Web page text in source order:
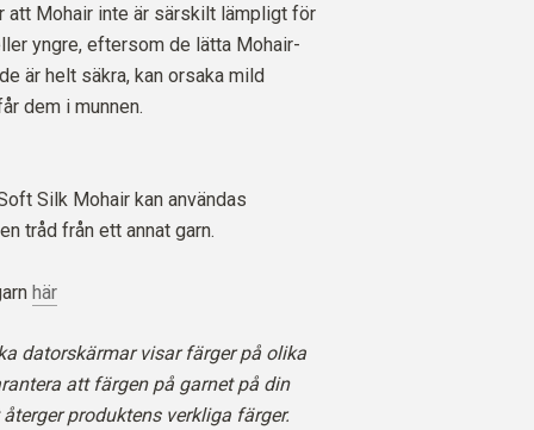
att Mohair inte är särskilt lämpligt för
yngre, eftersom de lätta Mohair-
är helt säkra, kan orsaka mild
dem i munnen.
Silk Mohair kan användas
tråd från ett annat garn.
här
datorskärmar visar färger på olika
att färgen på garnet på din
produktens verkliga färger.